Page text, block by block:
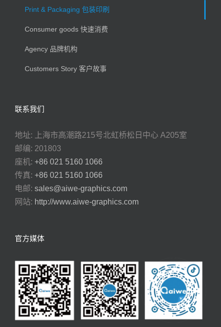
Print & Packaging 包装印刷
Consumer goods 快速消费
Agency 品牌机构
Customers Story 客户故事
联系我们
地址: 上海市高潮路215号北虹桥松日中心 A205室
邮编: 201803
座机: +86 021 5160 1066
传真: +86 021 5160 1066
电邮: sales@aiwe-graphics.com
网站: http://www.aiwe-graphics.com
官方媒体